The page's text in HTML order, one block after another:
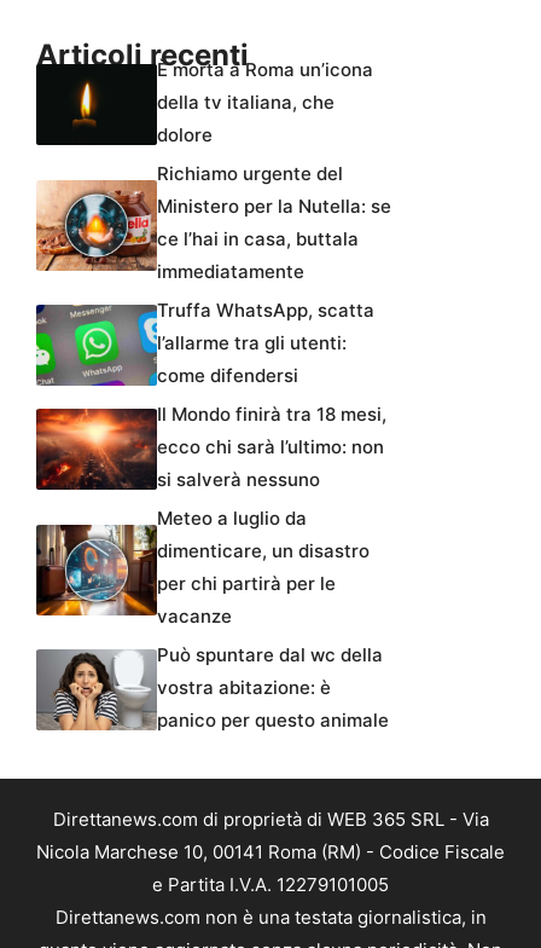
Articoli recentiÈ morta a Roma un’icona
della tv italiana, che
dolore
Richiamo urgente del
Ministero per la Nutella: se
ce l’hai in casa, buttala
immediatamente
Truffa WhatsApp, scatta
l’allarme tra gli utenti:
come difendersi
Il Mondo finirà tra 18 mesi,
ecco chi sarà l’ultimo: non
si salverà nessuno
Meteo a luglio da
dimenticare, un disastro
per chi partirà per le
vacanze
Può spuntare dal wc della
vostra abitazione: è
panico per questo animale
Direttanews.com di proprietà di WEB 365 SRL - Via
Nicola Marchese 10, 00141 Roma (RM) - Codice Fiscale
e Partita I.V.A. 12279101005
Direttanews.com non è una testata giornalistica, in